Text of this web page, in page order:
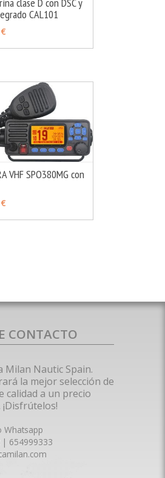
CAL101
VHF SPO380MG con
CONTACTO
Milan Nautic Spain.
la mejor selección de
calidad a un precio
Whatsapp
| 654999333